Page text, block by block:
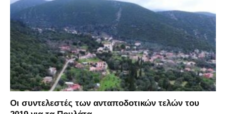
Οι συντελεστές των ανταποδοτικών τελών του